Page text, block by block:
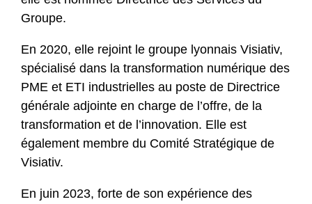
Groupe.
En 2020, elle rejoint le groupe lyonnais Visiativ,
spécialisé dans la transformation numérique des
PME et ETI industrielles au poste de Directrice
générale adjointe en charge de l’offre, de la
transformation et de l’innovation. Elle est
également membre du Comité Stratégique de
Visiativ.
En juin 2023, forte de son expérience des